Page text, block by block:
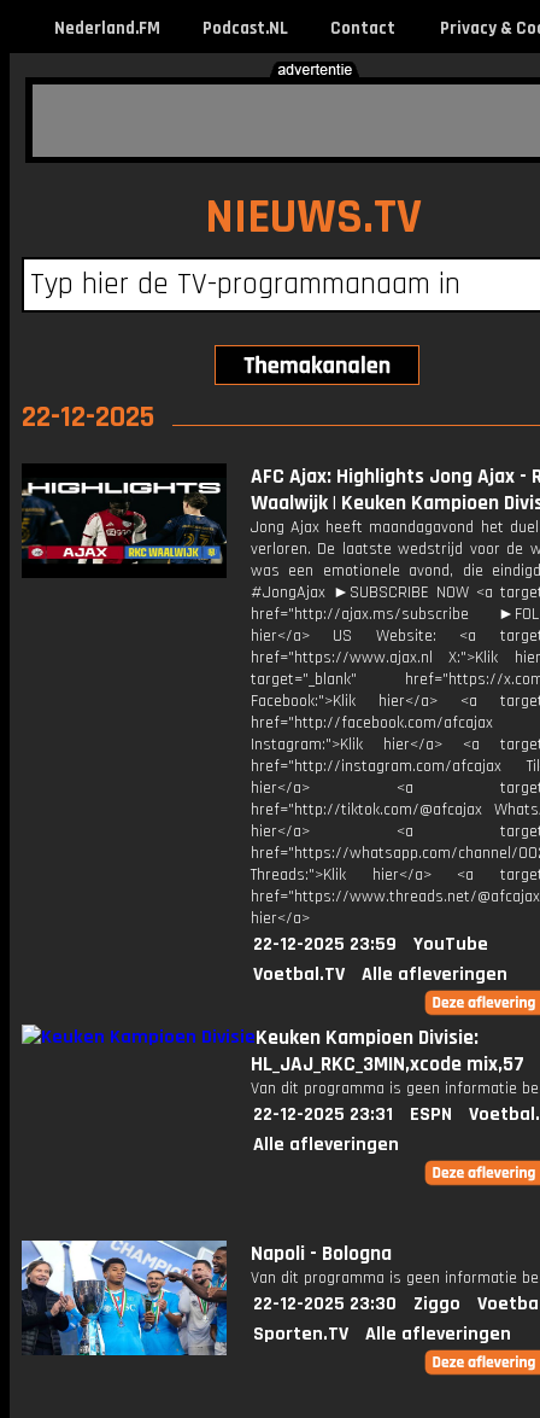
Nederland.FM Podcast.NL Contact Privacy &
NIEUWS.TV
22-12-2025
AFC Ajax: Highlights Jong Ajax -
Waalwijk | Keuken Kampioen
Jong Ajax heeft maandagavond het
verloren. De laatste wedstrijd voor de
was een emotionele avond, die
#JongAjax ►SUBSCRIBE NOW <a
href="http://ajax.ms/subscribe
hier</a> US Website: <a
href="https://www.ajax.nl X:">Klik
target="_blank" href="https://x.com/
Facebook:">Klik hier</a> <a
href="http://facebook.com/afcajax
Instagram:">Klik hier</a> <a
href="http://instagram.com/afcajax
hier</a> <a
href="http://tiktok.com/@afcajax
hier</a> <a
href="https://whatsapp.com/channel/
Threads:">Klik hier</a> <a
href="https://www.threads.net/
hier</a>
22-12-2025 23:59
YouTube
Voetbal.TV
Alle afleveringen
Keuken Kampioen Divisie:
HL_JAJ_RKC_3MIN,xcode mix,57
Van dit programma is geen informatie
22-12-2025 23:31 ESPN
Alle afleveringen
Napoli - Bologna
Van dit programma is geen informatie
22-12-2025 23:30 Ziggo
Sporten.TV
Alle afleveringen